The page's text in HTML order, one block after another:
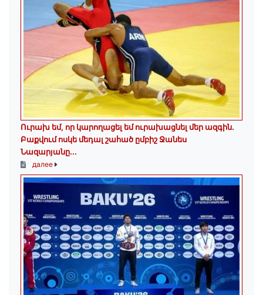
Ուրախ եմ, որ կարողացել եմ ուրախացնել մեր ազգին.
Բաքվում ոսկե մեդալ շահած ըմբիշ Ջանես
Նազարյանը...
далее